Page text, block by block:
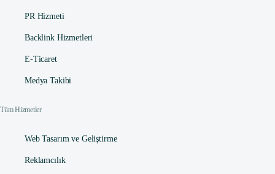
PR Hizmeti
Backlink Hizmetleri
E-Ticaret
Medya Takibi
Tüm Hizmetler
Web Tasarım ve Geliştirme
Reklamcılık